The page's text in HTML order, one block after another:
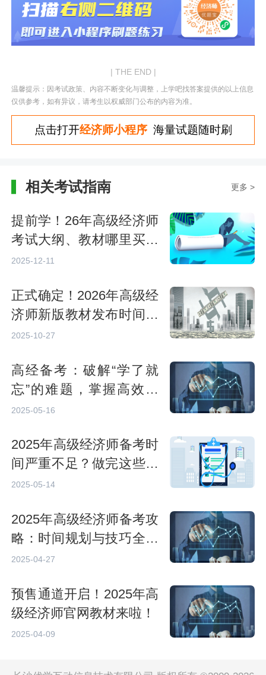
| THE END |
温馨提示：因考试政策、内容不断变化与调整，上学吧找答案提供的以上信息
仅供参考，如有异议，请考生以权威部门公布的内容为准。
点击打开经济师小程序海量试题随时刷
相关考试指南 更多 >
提前学！26年高级经济师
考试大纲、教材哪里买？
附25年参考
2025-12-11
正式确定！2026年高级经
济师新版教材发布时间：
预计4月底
2025-10-27
高经备考：破解“学了就
忘”的难题，掌握高效记
忆法
2025-05-16
2025年高级经济师备考时
间严重不足？做完这些事
更能沉着应对考试！
2025-05-14
2025年高级经济师备考攻
略：时间规划与技巧全解
析
2025-04-27
预售通道开启！2025年高
级经济师官网教材来啦！
2025-04-09